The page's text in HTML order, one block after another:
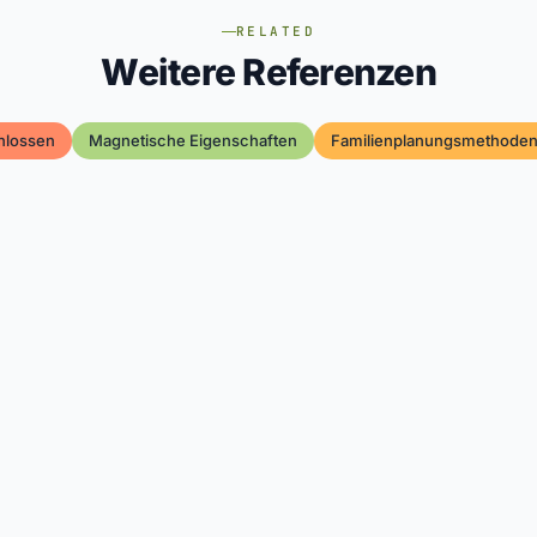
RELATED
Weitere Referenzen
Magnetische Eigenschaften Familienplanungsmethoden